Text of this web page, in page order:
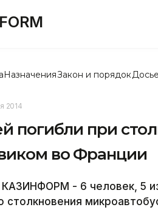
НазначенияЗакон и порядок Досье
2014
погибли при
во Франции
- 6 человек, 5
столкновения